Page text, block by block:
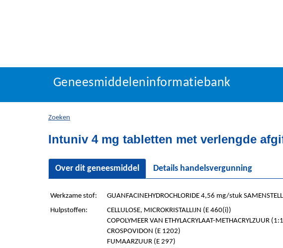
Geneesmiddeleninformatiebank
U
hier:
Geneesmiddeleninformatiebank
Zoeken
Intuniv 4 mg tabletten met verlengde
Over dit geneesmiddel Details handelsvergunning
Werkzame stof:
GUANFACINEHYDROCHLORIDE 4,56 mg/stuk
Hulpstoffen:
CELLULOSE, MICROKRISTALLIJN (E 460(i))
COPOLYMEER VAN ETHYLACRYLAAT-METHACRYLZUUR
CROSPOVIDON (E 1202)
FUMAARZUUR (E 297)